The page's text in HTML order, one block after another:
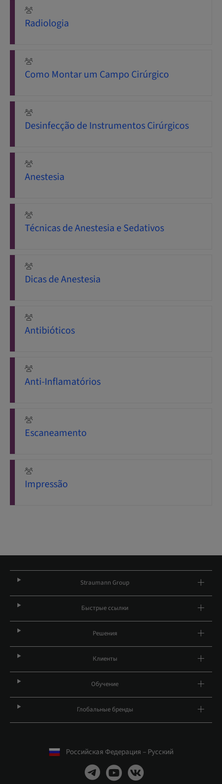
Radiologia
Como Montar um Campo Cirúrgico
Desinfecção de Instrumentos Cirúrgicos
Anestesia
Técnicas de Anestesia e Sedativos
Dicas de Anestesia
Antibióticos
Anti-Inflamatórios
Escaneamento
Impressão
Straumann Group
Быстрые ссылки
Решения
Клиенты
Обучение
Глобальные бренды
Российская Федерация – Русский